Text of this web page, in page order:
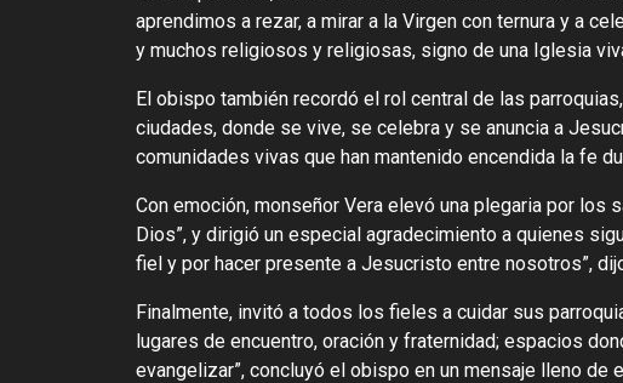
aprendimos a rezar, a mirar a la Virgen con ternura y a
y muchos religiosos y religiosas, signo de una Iglesia
El obispo también recordó el rol central de las
ciudades, donde se vive, se celebra y se anuncia a
comunidades vivas que han mantenido encendida la fe
Con emoción, monseñor Vera elevó una plegaria por
Dios”, y dirigió un especial agradecimiento a quienes
fiel y por hacer presente a Jesucristo entre nosotros”,
Finalmente, invitó a todos los fieles a cuidar sus
lugares de encuentro, oración y fraternidad; espacios
evangelizar”, concluyó el obispo en un mensaje lleno de